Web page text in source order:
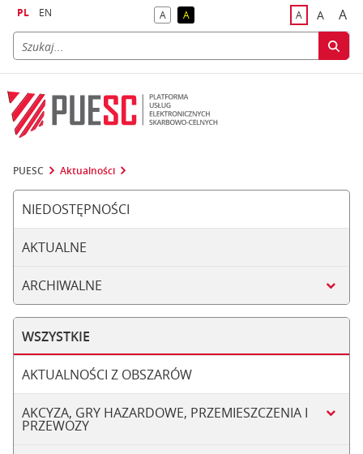
PL EN Akontrast domyślny
Akontrast żółty tekst na czarnym tle
Adomyślna
A A
PUESC Aktualności
NIEDOSTĘPNOŚCI
AKTUALNE
ARCHIWALNE
WSZYSTKIE
AKTUALNOŚCI Z OBSZARÓW
AKCYZA, GRY HAZARDOWE, PRZEMIESZCZENIA I
PRZEWOZY